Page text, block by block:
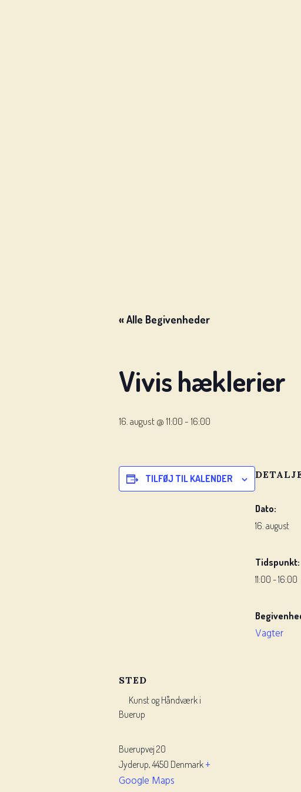
« Alle Begivenheder
Vivis hæklerier
16. august @ 11:00 -16:00
TILFØJ TIL KALENDER
Dato:
16. august
Tidspunkt:
11:00 - 16:00
Vagter
STED
Kunst og Håndværk i
Buerup
Buerupvej 20
Jyderup, 4450 Denmark+
Google Maps